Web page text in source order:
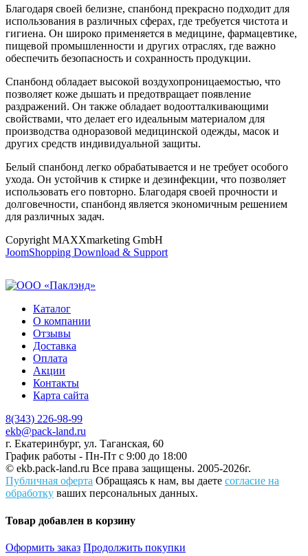
Благодаря своей белизне, спанбонд прекрасно подходит для
использования в различных сферах, где требуется чистота и
гигиена. Он широко применяется в медицине, фармацевтике,
пищевой промышленности и других отраслях, где важно
обеспечить безопасность и сохранность продукции.
Спанбонд обладает высокой воздухопроницаемостью, что
позволяет коже дышать и предотвращает появление
раздражений. Он также обладает водоотталкивающими
свойствами, что делает его идеальным материалом для
производства одноразовой медицинской одежды, масок и
других средств индивидуальной защиты.
Белый спанбонд легко обрабатывается и не требует особого
ухода. Он устойчив к стирке и дезинфекции, что позволяет
использовать его повторно. Благодаря своей прочности и
долговечности, спанбонд является экономичным решением
для различных задач.
Copyright MAXXmarketing GmbH
JoomShopping Download & Support
Каталог
О компании
Отзывы
Доставка
Оплата
Акции
Контакты
Карта сайта
8(343) 226-98-99
ekb@pack-land.ru
г. Екатеринбург, ул. Таганская, 60
График работы - Пн-Пт с 9:00 до 18:00
© ekb.pack-land.ru Все права защищены. 2005-2026г.
Публичная оферта Обращаясь к нам, вы даете согласие на
обработку ваших персональных данных.
Товар добавлен в корзину
Оформить заказ Продолжить покупки